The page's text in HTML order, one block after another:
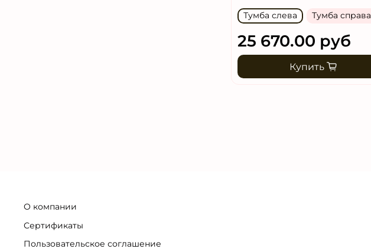
Тумба слева Тумба справа
25 670.00 руб
Купить
О компании
Сертификаты
Пользовательское соглашение